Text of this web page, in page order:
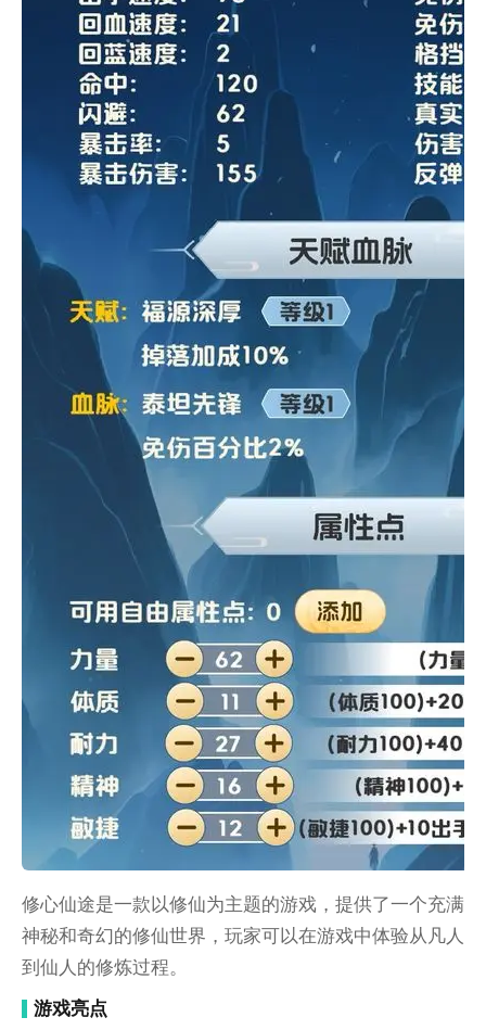
修心仙途是一款以修仙为主题的游戏，提供了一个充满
神秘和奇幻的修仙世界，玩家可以在游戏中体验从凡人
到仙人的修炼过程。
游戏亮点